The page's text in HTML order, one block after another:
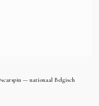
— nationaal Belgisch